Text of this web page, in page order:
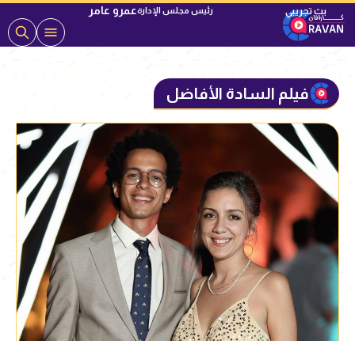
رئيس مجلس الإدارةعمرو عامر
فيلم السادة الأفاضل